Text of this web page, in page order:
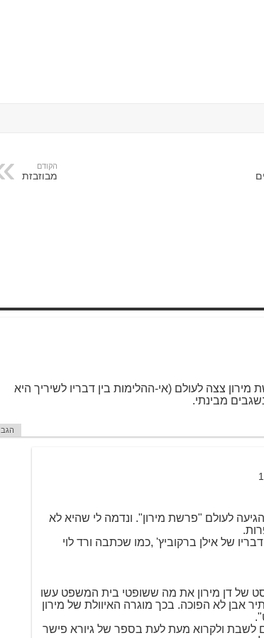
הקודם
מבוזבזת
צצה לעולם (אי-ההלימות בין דבריו לשיריך היא
מבינתי.
הגב
לעולם "פרשת מירון". ונדמה לי שהיא לא
של אילן ברקוביץ' ,כמו שכתבה ורד לוי
של דן מירון את מה ששופטי בית המשפט עשו
אבן לא הפוכה. בכך מוגרה האיוולת של מירון
ולקרוא מעת לעת בספר של גיורא פישר